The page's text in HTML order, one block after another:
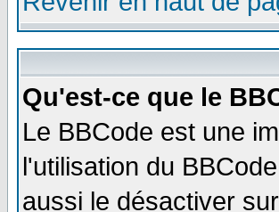
Qu'est-ce que le
Le BBCode est une
l'utilisation du
aussi le désactiver